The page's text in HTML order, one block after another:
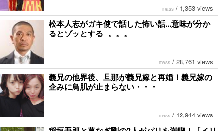
mass / 1,353 views
松本人志がガキ使で話した怖い話...意味が分か
るとゾッとする 。。。
mass / 28,761 views
義兄の他界後、旦那が義兄嫁と再婚！義兄嫁の
企みに鳥肌が止まらない・・・
mass / 12,944 views